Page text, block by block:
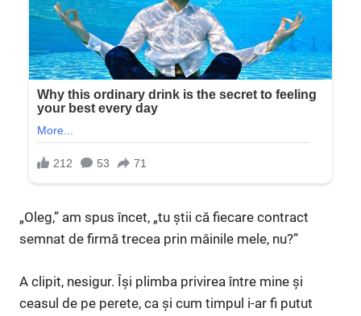
„Oleg,” am spus încet, „tu știi că fiecare contract
semnat de firmă trecea prin mâinile mele, nu?”
A clipit, nesigur. Își plimba privirea între mine și
ceasul de pe perete, ca și cum timpul i-ar fi putut